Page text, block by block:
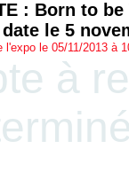
: Born to
le 5
l'expo le 05/11/2013 à
à